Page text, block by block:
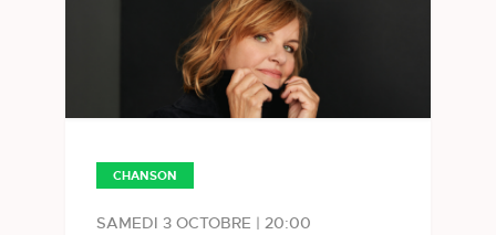
CHANSON
SAMEDI 3 OCTOBRE | 20:00